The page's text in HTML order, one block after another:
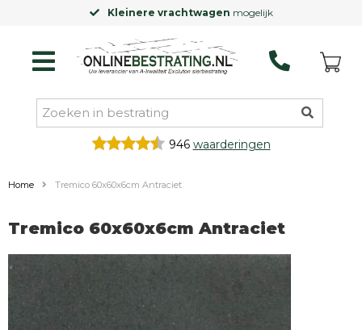
Kleinere vrachtwagen mogelijk
946 waarderingen
Home Tremico 60x60x6cm Antraciet
Tremico 60x60x6cm Antraciet